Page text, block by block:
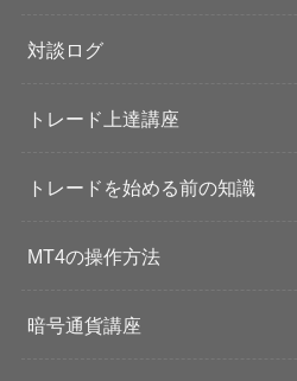
対談ログ
トレード上達講座
トレードを始める前の知識
MT4の操作方法
暗号通貨講座